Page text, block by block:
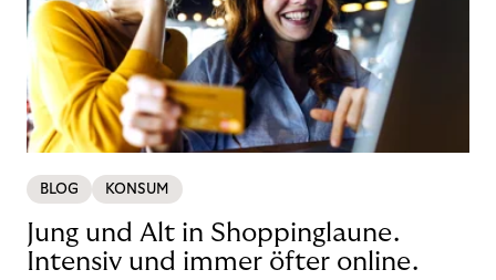
BLOG KONSUM
Jung und Alt in Shoppinglaune.
Intensiv und immer öfter online.